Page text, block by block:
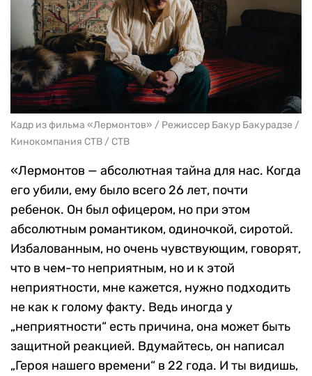
Кадр из фильма «Лермонтов» / Режиссер Бакур Бакурадзе /
Кинокомпания CTB / СТВ
«Лермонтов — абсолютная тайна для нас. Когда
его убили, ему было всего 26 лет, почти
ребенок. Он был офицером, но при этом
абсолютным романтиком, одиночкой, сиротой.
Избалованным, но очень чувствующим, говорят,
что в чем-то неприятным, но и к этой
неприятности, мне кажется, нужно подходить
не как к голому факту. Ведь иногда у
„неприятности“ есть причина, она может быть
защитной реакцией. Вдумайтесь, он написал
„Героя нашего времени“ в 22 года. И ты видишь,